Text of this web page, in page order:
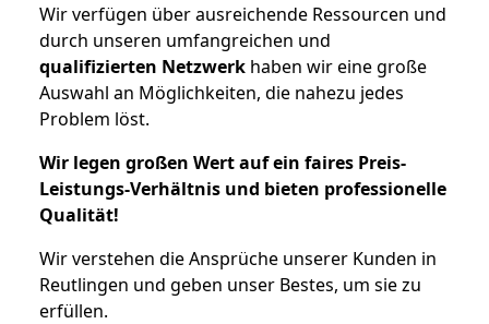
Wir verfügen über ausreichende Ressourcen und
durch unseren umfangreichen und
qualifizierten Netzwerk haben wir eine große
Auswahl an Möglichkeiten, die nahezu jedes
Problem löst.
Wir legen großen Wert auf ein faires Preis-
Leistungs-Verhältnis und bieten professionelle
Qualität!
Wir verstehen die Ansprüche unserer Kunden in
Reutlingen und geben unser Bestes, um sie zu
erfüllen.